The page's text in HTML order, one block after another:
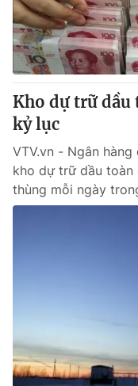
VTV Sức khoẻ
Thị trường 24h
VTV4
VTV9
Liên hệ tòa soạn
Cơ quan chủ quản:Đài
Kho dự trữ dầu
kỷ lục
VTV.vn - Ngân
kho dự trữ dầu toàn
thùng mỗi ngày